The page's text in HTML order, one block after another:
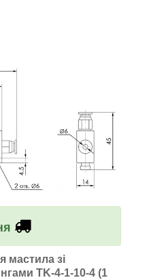
мастила зі
TK-4-1-10-4 (1